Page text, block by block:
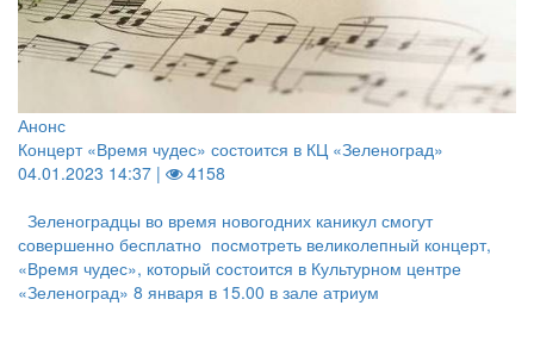
Анонс
Концерт «Время чудес» состоится в КЦ «Зеленоград»
04.01.2023 14:37 |
4158
Зеленоградцы во время новогодних каникул смогут
совершенно бесплатно посмотреть великолепный концерт,
«Время чудес», который состоится в Культурном центре
«Зеленоград» 8 января в 15.00 в зале атриум